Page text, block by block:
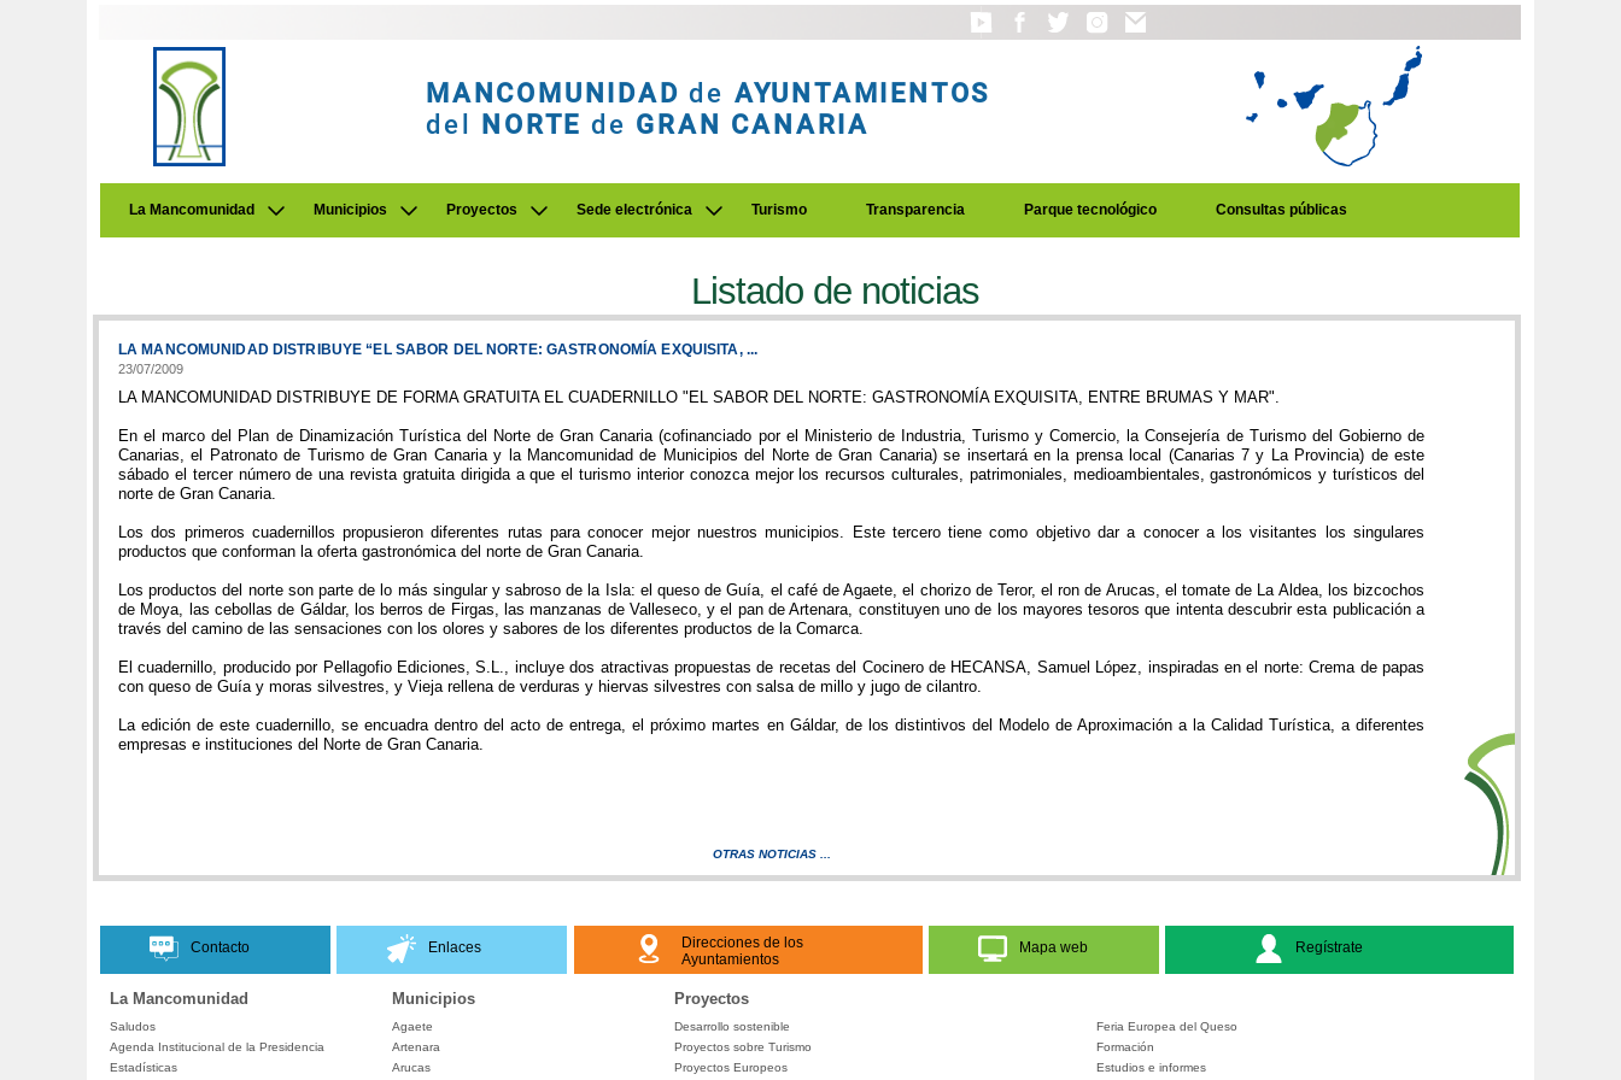
MANCOMUNIDAD de AYUNTAMIENTOS
del NORTE de GRAN CANARIA
La Mancomunidad Municipios Proyectos Sede electrónica Turismo Transparencia Parque tecnológico Consultas públicas
Listado de noticias
LA MANCOMUNIDAD DISTRIBUYE “EL SABOR DEL NORTE: GASTRONOMÍA EXQUISITA, ...
23/07/2009
LA MANCOMUNIDAD DISTRIBUYE DE FORMA GRATUITA EL CUADERNILLO "EL SABOR DEL NORTE: GASTRONOMÍA EXQUISITA, ENTRE BRUMAS Y MAR".
En el marco del Plan de Dinamización Turística del Norte de Gran Canaria (cofinanciado por el Ministerio de Industria, Turismo y Comercio, la Consejería de Turismo del Gobierno de
Canarias, el Patronato de Turismo de Gran Canaria y la Mancomunidad de Municipios del Norte de Gran Canaria) se insertará en la prensa local (Canarias 7 y La Provincia) de este
sábado el tercer número de una revista gratuita dirigida a que el turismo interior conozca mejor los recursos culturales, patrimoniales, medioambientales, gastronómicos y turísticos del
norte de Gran Canaria.
Los dos primeros cuadernillos propusieron diferentes rutas para conocer mejor nuestros municipios. Este tercero tiene como objetivo dar a conocer a los visitantes los singulares
productos que conforman la oferta gastronómica del norte de Gran Canaria.
Los productos del norte son parte de lo más singular y sabroso de la Isla: el queso de Guía, el café de Agaete, el chorizo de Teror, el ron de Arucas, el tomate de La Aldea, los bizcochos
de Moya, las cebollas de Gáldar, los berros de Firgas, las manzanas de Valleseco, y el pan de Artenara, constituyen uno de los mayores tesoros que intenta descubrir esta publicación a
través del camino de las sensaciones con los olores y sabores de los diferentes productos de la Comarca.
El cuadernillo, producido por Pellagofio Ediciones, S.L., incluye dos atractivas propuestas de recetas del Cocinero de HECANSA, Samuel López, inspiradas en el norte: Crema de papas
con queso de Guía y moras silvestres, y Vieja rellena de verduras y hiervas silvestres con salsa de millo y jugo de cilantro.
La edición de este cuadernillo, se encuadra dentro del acto de entrega, el próximo martes en Gáldar, de los distintivos del Modelo de Aproximación a la Calidad Turística, a diferentes
empresas e instituciones del Norte de Gran Canaria.
OTRAS NOTICIAS ...
Contacto Enlaces
Direcciones de los
Ayuntamientos
Mapa web Regístrate
La Mancomunidad Municipios Proyectos
Saludos
Agenda Institucional de la Presidencia
Estadísticas
Agaete
Artenara
Arucas
Desarrollo sostenible
Proyectos sobre Turismo
Proyectos Europeos
Feria Europea del Queso
Formación
Estudios e informes